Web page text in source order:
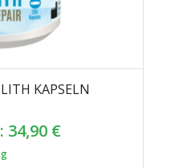
KAPSELN
34,90 €Aktueller